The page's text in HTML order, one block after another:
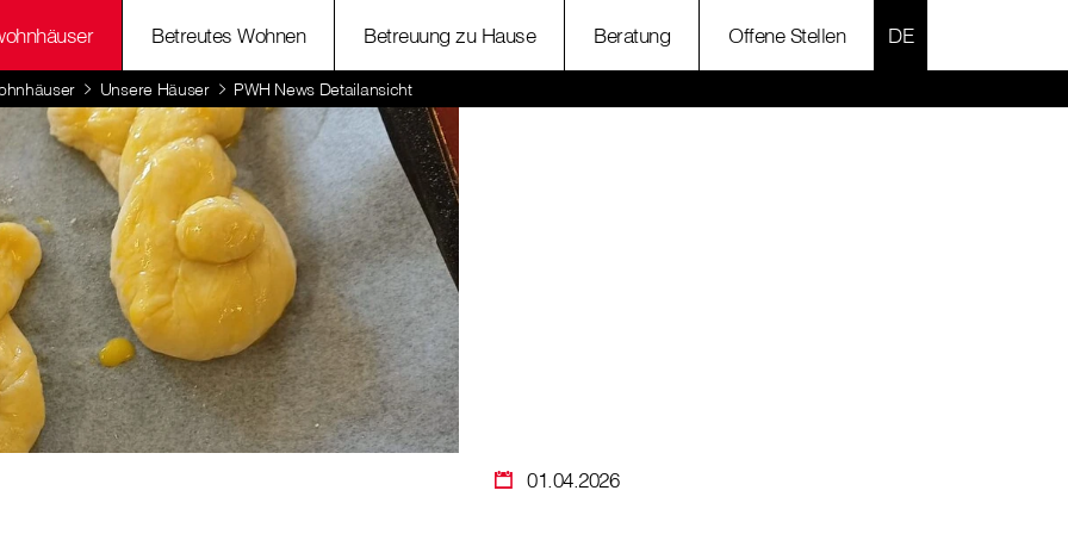
Betreutes Wohnen Betreuung zu Hause Beratung Offene Stellen SPRACHE
Unsere Häuser PWH News Detailansicht
01.04.2026